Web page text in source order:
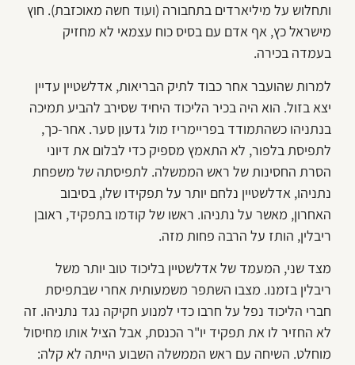
ותחלוש על מיליארדים בתחבורה (ועוד חשה מאוכזבת). חוץ
מישראל כץ, אף אדם עם בסיס כוח עצמאי לא מחזיק
בעמדה בכירה.
למרות שהועבר אחר כבוד לתיק הבריאות, אדלשטיין עדיין
יצא בזול. הוא היה בכיר הליכוד היחיד שסירב להביע תמיכה
בנתניהו כשהתמודד בפריימריז מול גדעון סער. אחר-כך,
לתפיסת בלפור, לא התאמץ מספיק כדי לבלום את דיוני
הסרת החסינות של ראש הממשלה. לתפיסתה של משפחת
נתניהו, אדלשטיין נלחם יותר על תפקידו שלו, בסיבוב
האחרון, מאשר על נתניהו. ראשו של קודמו בתפקיד, ראובן
ריבלין, הותז על הרבה פחות מזה.
מצד שני, המעמד של אדלשטיין בליכוד טוב יותר משל
ריבלין בזמנו. מצבו השתפר משמעותית אחרי שבתפיסת
חברי הליכוד נפל על חרבו כדי למנוע חקיקה נגד נתניהו. זה
לא החזיר לו את תפקיד יו"ר הכנסת, אבל הציל אותו מחיסול
מוחלט. השיחה עם ראש הממשלה השבוע הייתה לא קלה: